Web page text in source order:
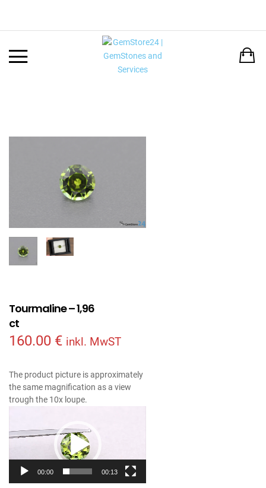
Tourmaline – 1,96
ct
160.00 € inkl. MwST
The product picture is approximately
the same magnification as a view
trough the 10x loupe.
00:00 00:13